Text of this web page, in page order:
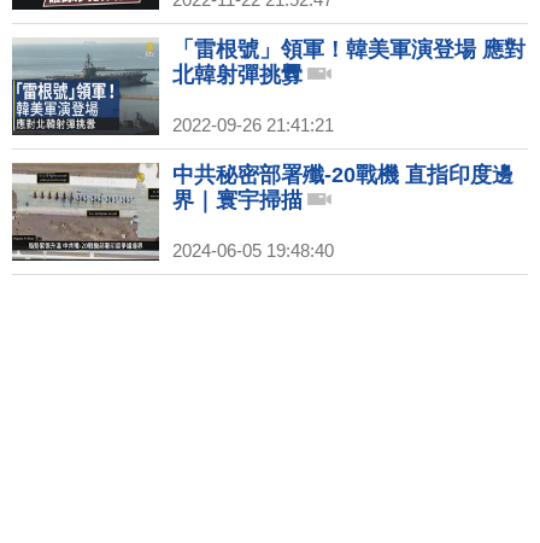
「雷根號」領軍！韓美軍演登場 應對
北韓射彈挑釁
2022-09-26 21:41:21
中共秘密部署殲-20戰機 直指印度邊
界｜寰宇掃描
2024-06-05 19:48:40